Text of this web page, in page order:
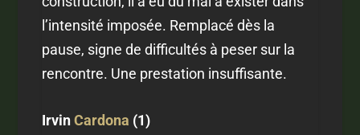
l’intensité imposée. Remplacé dès la
pause, signe de difficultés à peser sur la
rencontre. Une prestation insuffisante.
IrvinCardona (1)